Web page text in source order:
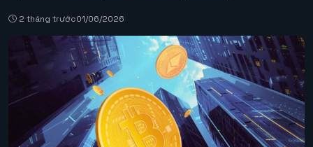
2 tháng trước01/06/2026